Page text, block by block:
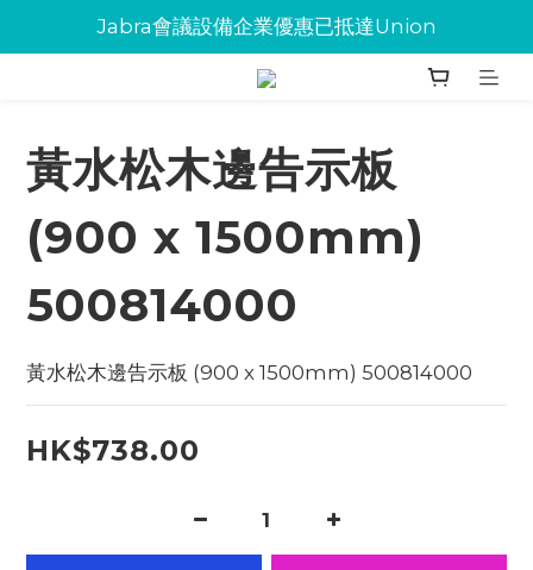
Jabra會議設備企業優惠已抵達Union
Jabra會議設備企業優惠已抵達Union
環保碳粉歡迎大量下單
黃水松木邊告示板
(900 x 1500mm)
500814000
黃水松木邊告示板 (900 x 1500mm) 500814000
HK$738.00